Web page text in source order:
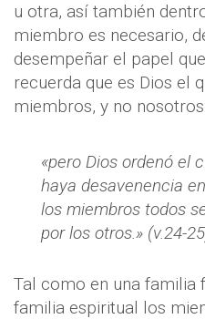
u otra, así también
miembro es necesario,
desempeñar el papel
recuerda que es Dios el
miembros, y no nosotros:
«pero Dios ordenó el
haya desavenencia
los miembros todos
por los otros.» (v.24-
Tal como en una familia
familia espiritual los